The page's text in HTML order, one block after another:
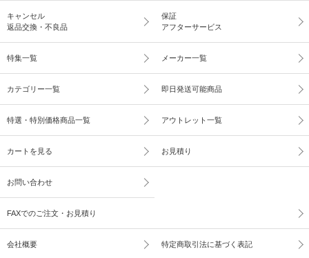
キャンセル
返品交換・不良品
保証
アフターサービス
特集一覧 メーカー一覧
カテゴリー一覧 即日発送可能商品
特選・特別価格商品一覧 アウトレット一覧
カートを見る お見積り
お問い合わせ
FAXでのご注文・お見積り
会社概要 特定商取引法に基づく表記